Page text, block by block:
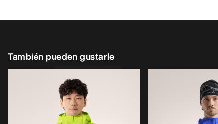
También pueden gustarle